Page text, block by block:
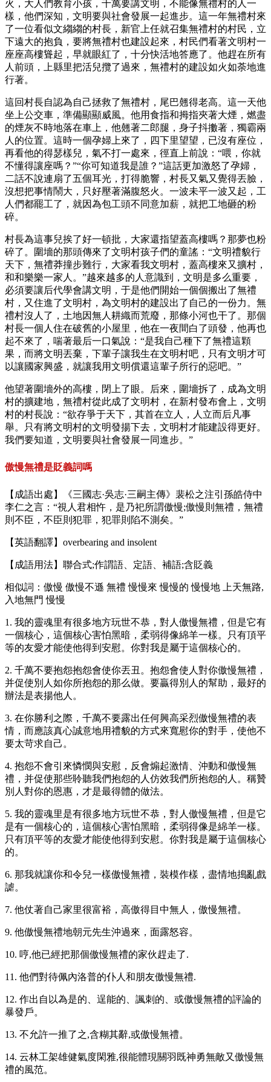
火，大人們教育小孩，千萬要講文明，不能像無禮村的人一
樣，他們深知，文明要與社會發展一起進步。這一年無禮村來
了一位看似文縐縐的村長，新官上任就召集無禮村的村民，立
下遠大的抱負，要將無禮村也建設起來，村民們看著文明村一
座座高樓聳起，早就眼紅了，十分快活地答應了。他趕在所有
人前頭，上縣里把活兒攬了過來，無禮村的建設如火如荼地進
行著。
這回村長自認為自己拯救了無禮村，尾巴翹得老高。這一天他
坐上公交車，準備顯顯威風。他用食指和拇指夾著大煙，燃盡
的煙灰不時地落在車上，他翹著二郎腿，身子抖擻著，獨霸兩
人的位置。這時一個孕婦上來了，四下里望望，已沒有座位，
再看他的得瑟樣兒，氣不打一處來，徑直上前說：“喂，你就
不懂得讓座嗎？”“你可知道我是誰？”這話更加激怒了孕婦，
二話不說連扇了五個耳光，打得脆響，村長又氣又覺得丟臉，
沒想把事情鬧大，只好壓著滿腹怒火。一波未平一波又起，工
人們都罷工了，就因為包工頭不同意加薪，就把工地砸的粉
碎。
村長為這事兒挨了好一頓批，大家還指望蓋高樓嗎？那夢也粉
碎了。圍墻的那頭傳來了文明村孩子們的童謠：“文明禮貌行
天下，無禮莽撞步難行，大家看我文明村，蓋高樓來又擴村，
和和樂樂一家人。”越來越多的人意識到，文明是多么重要，
必須要讓后代學會講文明，于是他們開始一個個搬出了無禮
村，又住進了文明村，為文明村的建設出了自己的一份力。無
禮村沒人了，土地因無人耕織而荒廢，那條小河也干了。那個
村長一個人住在破舊的小屋里，他在一夜間白了頭發，他再也
起不來了，喘著最后一口氣說：“是我自己種下了無禮這顆
果，而將文明丟棄，下輩子讓我生在文明村吧，只有文明才可
以讓國家興盛，就讓我用文明償還這輩子所行的惡吧。”
他望著圍墻外的高樓，閉上了眼。后來，圍墻拆了，成為文明
村的擴建地，無禮村從此成了文明村，在新村發布會上，文明
村的村長說：“欲存爭于天下，其首在立人，人立而后凡事
舉。只有將文明村的文明發揚下去，文明村才能建設得更好。
我們要知道，文明要與社會發展一同進步。”
傲慢無禮是貶義詞嗎
【成語出處】《三國志·吳志·三嗣主傳》裴松之注引孫皓侍中
李仁之言：“視人君相忤，是乃祀所謂傲慢;傲慢則無禮，無禮
則不臣，不臣則犯罪，犯罪則陷不測矣。”
【英語翻譯】overbearing and insolent
【成語用法】聯合式;作謂語、定語、補語;含貶義
相似詞：傲慢 傲慢不遜 無禮 慢慢來 慢慢的 慢慢地 上天無路,
入地無門 慢慢
1. 我的靈魂里有很多地方玩世不恭，對人傲慢無禮，但是它有
一個核心，這個核心害怕黑暗，柔弱得像綿羊一樣。只有頂平
等的友愛才能使他得到安慰。你對我是屬于這個核心的。
2. 千萬不要抱怨抱怨會使你丟丑。抱怨會使人對你傲慢無禮，
并促使別人如你所抱怨的那么做。要贏得別人的幫助，最好的
辦法是表揚他人。
3. 在你勝利之際，千萬不要露出任何興高采烈傲慢無禮的表
情，而應該真心誠意地用禮貌的方式來寬慰你的對手，使他不
要太苛求自己。
4. 抱怨不會引來憐憫與安慰，反會煽起激情、沖動和傲慢無
禮，并促使那些聆聽我們抱怨的人仿效我們所抱怨的人。稱贊
別人對你的恩惠，才是最得體的做法。
5. 我的靈魂里是有很多地方玩世不恭，對人傲慢無禮，但是它
是有一個核心的，這個核心害怕黑暗，柔弱得像是綿羊一樣。
只有頂平等的友愛才能使他得到安慰。你對我是屬于這個核心
的。
6. 那我就讓你和令兒一樣傲慢無禮，裝模作樣，盡情地搗亂戲
謔。
7. 他仗著自己家里很富裕，高傲得目中無人，傲慢無禮。
9. 他傲慢無禮地朝元先生沖過來，面露怒容。
10. 哼,他已經把那個傲慢無禮的家伙趕走了.
11. 他們對待佩內洛普的仆人和朋友傲慢無禮.
12. 作出自以為是的、逞能的、諷刺的、或傲慢無禮的評論的
暴發戶。
13. 不允許一推了之,含糊其辭,或傲慢無禮。
14. 云林工架雄健氣度閑雅,很能體現關羽既神勇無敵又傲慢無
禮的風范。